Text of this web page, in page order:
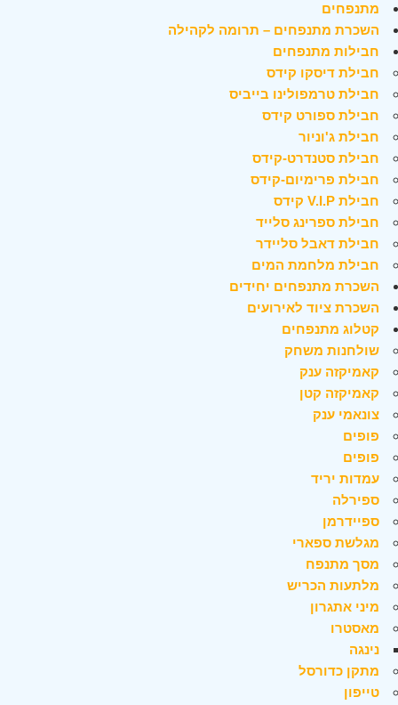
מתנפחים
השכרת מתנפחים – תרומה לקהילה
חבילות מתנפחים
חבילת דיסקו קידס
חבילת טרמפולינו בייביס
חבילת ספורט קידס
חבילת ג'וניור
חבילת סטנדרט-קידס
חבילת פרימיום-קידס
חבילת V.I.P קידס
חבילת ספרינג סלייד
חבילת דאבל סליידר
חבילת מלחמת המים
השכרת מתנפחים יחידים
השכרת ציוד לאירועים
קטלוג מתנפחים
שולחנות משחק
קאמיקזה ענק
קאמיקזה קטן
צונאמי ענק
פופים
פופים
עמדות יריד
ספירלה
ספיידרמן
מגלשת ספארי
מסך מתנפח
מלתעות הכריש
מיני אתגרון
מאסטרו
נינגה
מתקן כדורסל
טייפון